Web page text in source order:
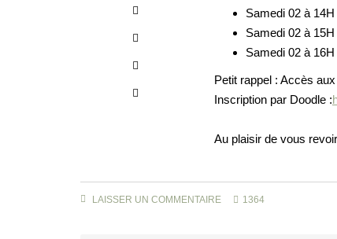
Samedi 02 à 14H
Samedi 02 à 15H
Samedi 02 à 16H
Petit rappel : Accès
Inscription par Doodle :
Au plaisir de vous
LAISSER UN COMMENTAIRE 1364